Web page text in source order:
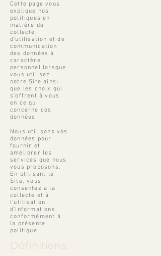
Cette page vous
explique nos
politiques en
matière de
collecte,
d’utilisation et de
communication
des données à
caractère
personnel lorsque
vous utilisez
notre Site ainsi
que les choix qui
s’offrent à vous
en ce qui
concerne ces
données.
Nous utilisons vos
données pour
fournir et
améliorer les
services que nous
vous proposons.
En utilisant le
Site, vous
consentez à la
collecte et à
l’utilisation
d’informations
conformément à
la présente
politique.
Définitions: